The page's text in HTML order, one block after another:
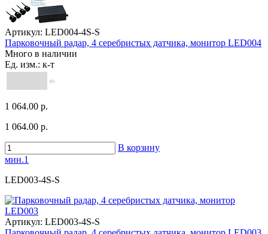
Артикул: LED004-4S-S
Парковочный радар, 4 серебристых датчика, монитор LED004
Много в наличии
Ед. изм.: к-т
(0)
1 064.00 р.
1 064.00 р.
В корзину
мин.1
LED003-4S-S
Артикул: LED003-4S-S